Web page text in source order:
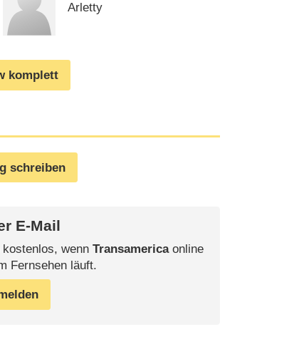
Arletty
komplett
schreiben
E-Mail
wenn Transamericaonline
Fernsehen läuft.